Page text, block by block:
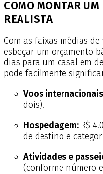
COMO MONTAR UM
REALISTA
Com as faixas médias
esboçar um orçamento
dias para um casal em
pode facilmente
Voos
dois).
Hospedagem: R$
de destino e
Atividades e
(conforme número